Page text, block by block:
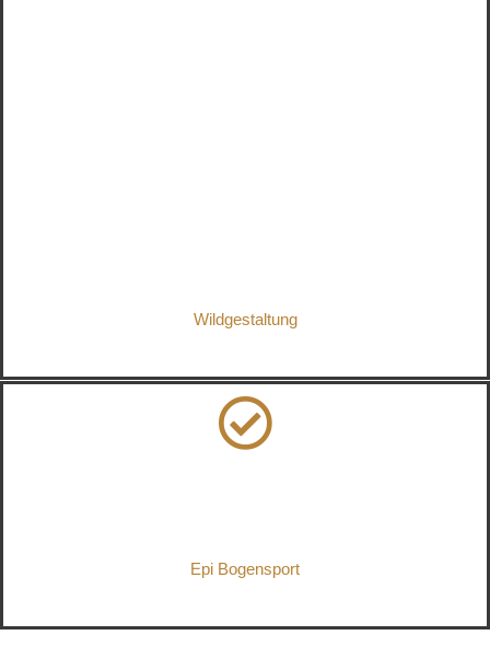
Wildgestaltung
Epi Bogensport